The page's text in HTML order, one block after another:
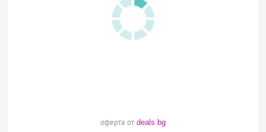
оферта от deals.bg